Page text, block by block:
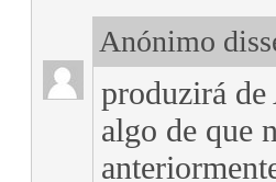
Anónimo
produzirá
algo de que